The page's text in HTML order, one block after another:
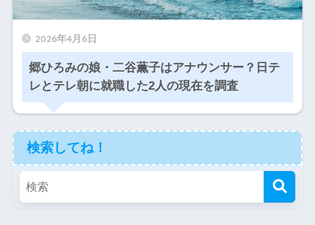
2026年4月6日
郷ひろみの娘・二谷薫子はアナウンサー？日テ
レとテレ朝に就職した2人の現在を調査
検索してね！